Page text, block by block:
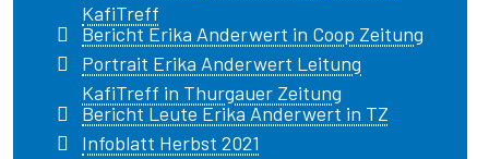
KafiTreff
Bericht Erika Anderwert in Coop Zeitung
Portrait Erika Anderwert Leitung
KafiTreff in Thurgauer Zeitung
Bericht Leute Erika Anderwert in TZ
Infoblatt Herbst 2021